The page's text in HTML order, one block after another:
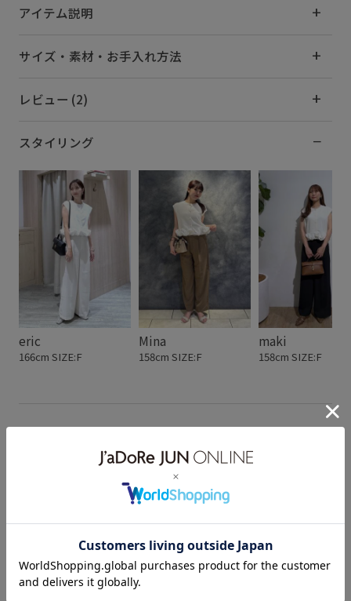
アイテム説明
サイズ・素材・お手入れ方法
レビュー (2)
スタイリング
eric
166cm SIZE:F
Mina
158cm SIZE:F
maki
158cm SIZE:F
さらっとしたサマーニット素材で、裾のデザインも
程良いボリューム感なのですっきり着ていただけま
す！
二の腕ラインもカバーしてくれる程良い袖の長さで